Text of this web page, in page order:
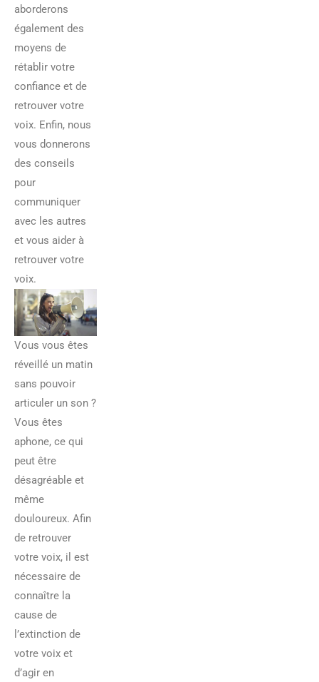
aborderons
également des
moyens de
rétablir votre
confiance et de
retrouver votre
voix. Enfin, nous
vous donnerons
des conseils
pour
communiquer
avec les autres
et vous aider à
retrouver votre
voix.
Vous vous êtes
réveillé un matin
sans pouvoir
articuler un son ?
Vous êtes
aphone, ce qui
peut être
désagréable et
même
douloureux. Afin
de retrouver
votre voix, il est
nécessaire de
connaître la
cause de
l’extinction de
votre voix et
d’agir en